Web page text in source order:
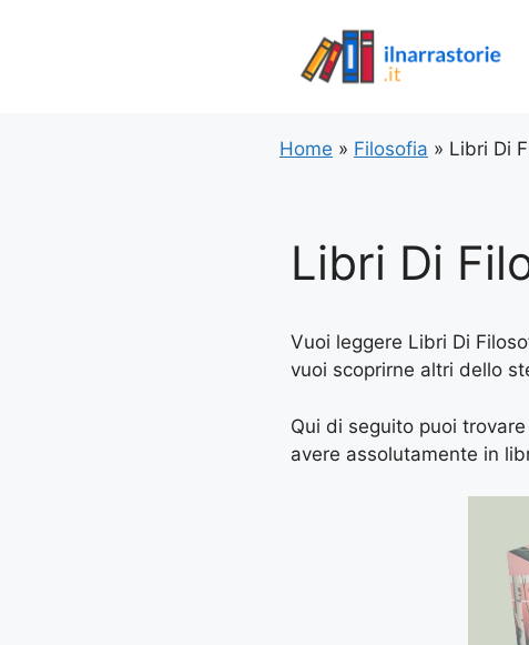
Home » Filosofia » Libri Di
Libri Di
Vuoi leggere Libri Di
vuoi scoprirne altri dello
Qui di seguito puoi
avere assolutamente in